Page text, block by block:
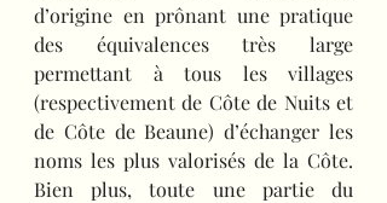
d’origine en prônant une pratique
des équivalences très large
permettant à tous les villages
(respectivement de Côte de Nuits et
de Côte de Beaune) d’échanger les
noms les plus valorisés de la Côte.
Bien plus, toute une partie du